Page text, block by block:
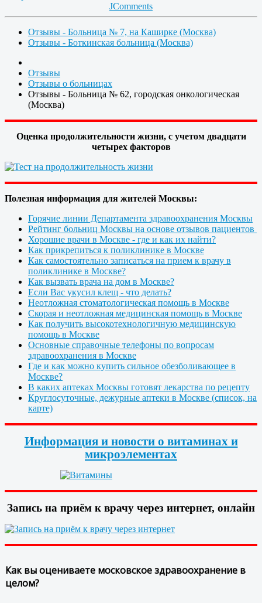
JComments
Отзывы - Больница № 7, на Каширке (Москва)
Отзывы - Боткинская больница (Москва)
Отзывы
Отзывы о больницах
Отзывы - Больница № 62, городская онкологическая
(Москва)
Оценка продолжительности жизни, с учетом двадцати
четырех факторов
Полезная информация для жителей Москвы:
Горячие линии Департамента здравоохранения Москвы
Рейтинг больниц Москвы на основе отзывов пациентов
Хорошие врачи в Москве - где и как их найти?
Как прикрепиться к поликлинике в Москве
Как самостоятельно записаться на прием к врачу в
поликлинике в Москве?
Как вызвать врача на дом в Москве?
Если Вас укусил клещ - что делать?
Неотложная стоматологическая помощь в Москве
Скорая и неотложная медицинская помощь в Москве
Как получить высокотехнологичную медицинскую
помощь в Москве
Основные справочные телефоны по вопросам
здравоохранения в Москве
Где и как можно купить сильное обезболивающее в
Москве?
В каких аптеках Москвы готовят лекарства по рецепту
Круглосуточные, дежурные аптеки в Москве (список, на
карте)
Информация и новости о витаминах и
микроэлементах
Запись на приём к врачу через интернет, онлайн
Как вы оцениваете московское здравоохранение в
целом?